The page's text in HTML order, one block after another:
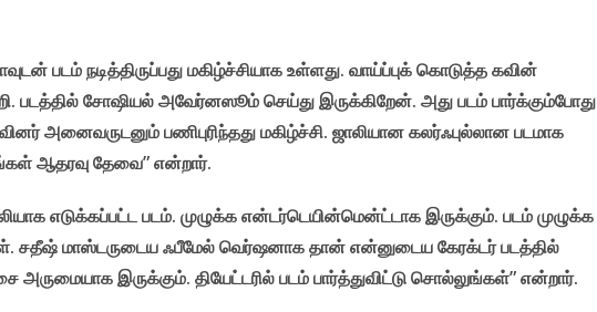
படம் நடித்திருப்பது மகிழ்ச்சியாக உள்ளது. வாய்ப்புக் கொடுத்த கவின்
சோஷியல் அவேர்னஸூம் செய்து இருக்கிறேன். அது படம் பார்க்கும்போது
அனைவருடனும் பணிபுரிந்தது மகிழ்ச்சி. ஜாலியான கலர்ஃபுல்லான படமாக
ஆதரவு தேவை” என்றார்.
எடுக்கப்பட்ட படம். முழுக்க என்டர்டெயின்மென்ட்டாக இருக்கும். படம் முழுக்க
சதீஷ் மாஸ்டருடைய ஃபீமேல் வெர்ஷனாக தான் என்னுடைய கேரக்டர் படத்தில்
அருமையாக இருக்கும். தியேட்டரில் படம் பார்த்துவிட்டு சொல்லுங்கள்” என்றார்.